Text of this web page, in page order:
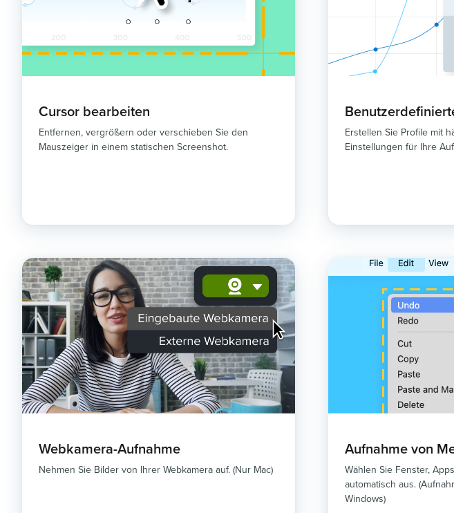
Cursor bearbeiten
Entfernen, vergrößern oder verschieben Sie den
Mauszeiger in einem statischen Screenshot.
Erstellen Sie Profile mit
Einstellungen für Ihre
Webkamera-Aufnahme
Nehmen Sie Bilder von Ihrer Webkamera auf. (Nur Mac)
Aufnahme von
Wählen Sie Fenster,
automatisch aus.
Windows)